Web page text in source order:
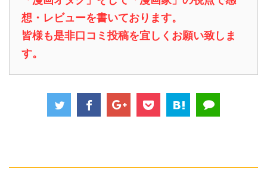
想・レビューを書いております。
皆様も是非口コミ投稿を宜しくお願い致しま
す。